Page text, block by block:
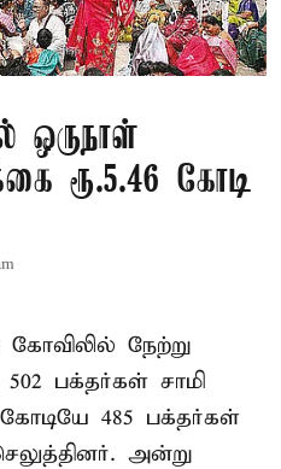
ஒருநாள்
ரூ.5.46 கோடி
கோவிலில் நேற்று
பக்தர்கள் சாமி
485 பக்தர்கள்
அன்று